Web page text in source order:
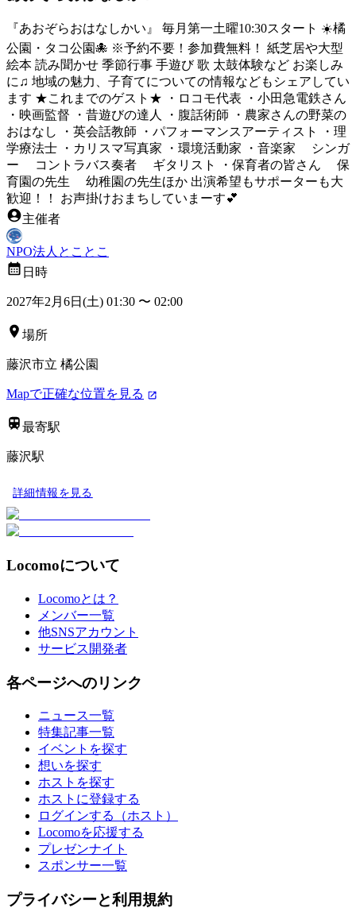
『あおぞらおはなしかい』 毎月第一土曜10:30スタート ☀️橘
公園・タコ公園🐙 ※予約不要！参加費無料！ 紙芝居や大型
絵本 読み聞かせ 季節行事 手遊び 歌 太鼓体験など お楽しみ
に♫ 地域の魅力、子育てについての情報などもシェアしてい
ます ★これまでのゲスト★ ・ロコモ代表 ・小田急電鉄さん
・映画監督 ・昔遊びの達人 ・腹話術師 ・農家さんの野菜の
おはなし ・英会話教師 ・パフォーマンスアーティスト ・理
学療法士 ・カリスマ写真家 ・環境活動家 ・音楽家 シンガ
ー コントラバス奏者 ギタリスト ・保育者の皆さん 保
育園の先生 幼稚園の先生ほか 出演希望もサポーターも大
歓迎！！ お声掛けおまちしていまーす💕
主催者
NPO法人とことこ
日時
2027年2月6日(土) 01:30 〜 02:00
場所
藤沢市立 橘公園
Mapで正確な位置を見る
最寄駅
藤沢駅
詳細情報を見る
Locomoについて
Locomoとは？
メンバー一覧
他SNSアカウント
サービス開発者
各ページへのリンク
ニュース一覧
特集記事一覧
イベントを探す
想いを探す
ホストを探す
ホストに登録する
ログインする（ホスト）
Locomoを応援する
プレゼンナイト
スポンサー一覧
プライバシーと利用規約